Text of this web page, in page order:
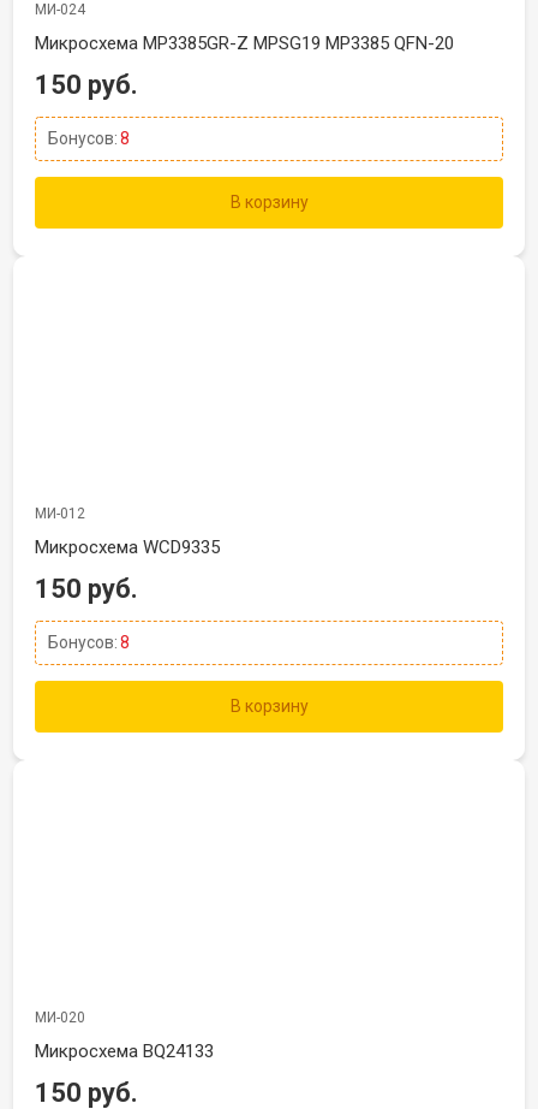
МИ-024
Микросхема MP3385GR-Z MPSG19 MP3385 QFN-20
150 руб.
Бонусов:8
В корзину
МИ-012
Микросхема WCD9335
150 руб.
Бонусов:8
В корзину
МИ-020
Микросхема BQ24133
150 руб.